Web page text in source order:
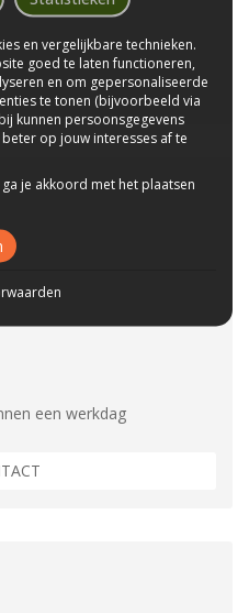
een werkdag
en vergelijkbare technieken.
goed te laten functioneren,
en om gepersonaliseerde
te tonen (bijvoorbeeld via
kunnen persoonsgegevens
op jouw interesses af te
ga je akkoord met het plaatsen